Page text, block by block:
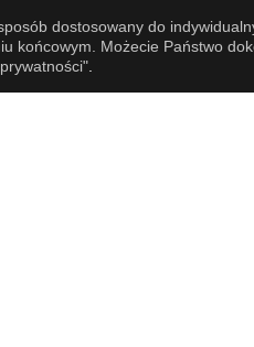
dostosowany do
końcowym. Możecie Państwo
".